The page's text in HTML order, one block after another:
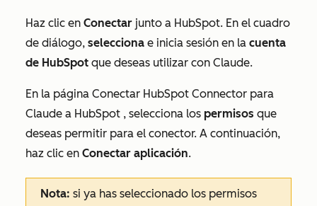
Haz clic en Conectar junto a HubSpot. En el cuadro
de diálogo, selecciona e inicia sesión en la cuenta
de HubSpot que deseas utilizar con Claude.
En la página Conectar HubSpot Connector para
Claude a HubSpot , selecciona los permisos que
deseas permitir para el conector. A continuación,
haz clic en Conectar aplicación.
Nota: si ya has seleccionado los permisos